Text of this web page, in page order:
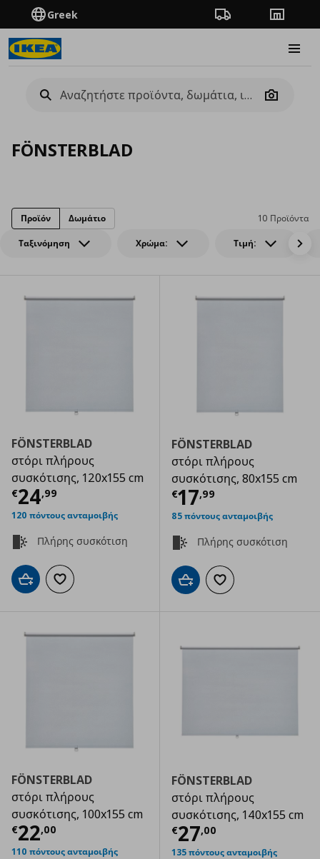
Greek Πορεία παραγγελίας
Camera
FÖNSTERBLAD
Ταξινόμηση Χρώμα: Τιμή:
10 Προϊόντα
Προϊόν Δωμάτιο
FÖNSTERBLAD
στόρι πλήρους
συσκότισης, 120x155 cm
€24,99
Τρέχουσα τιμή € 24,99
120 πόντους ανταμοιβής
Πλήρης συσκότιση
Προσθήκη στο καλάθι
Προσθήκη στα αγαπημένα
FÖNSTERBLAD
στόρι πλήρους
συσκότισης, 80x155 cm
€17,99
Τρέχουσα
85 πόντους ανταμοιβής
Πλήρης συσκότιση
Προσθήκη στο καλάθι
Προσθήκη στα
FÖNSTERBLAD
στόρι πλήρους
συσκότισης, 100x155 cm
€22,00
Τρέχουσα τιμή € 22,00
110 πόντους ανταμοιβής
FÖNSTERBLAD
στόρι πλήρους
συσκότισης, 140x155 cm
€27,00
Τρέχουσα
135 πόντους ανταμοιβής